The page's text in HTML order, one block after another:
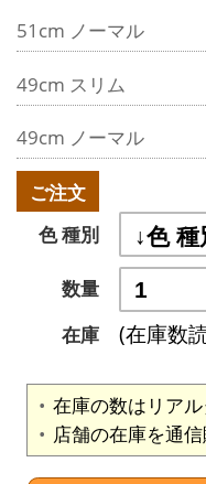
51cm ノーマル
49cm スリム
49cm ノーマル
ご注文
色 種別
数量
在庫
(在庫数
在庫の数はリアル
店舗の在庫を通